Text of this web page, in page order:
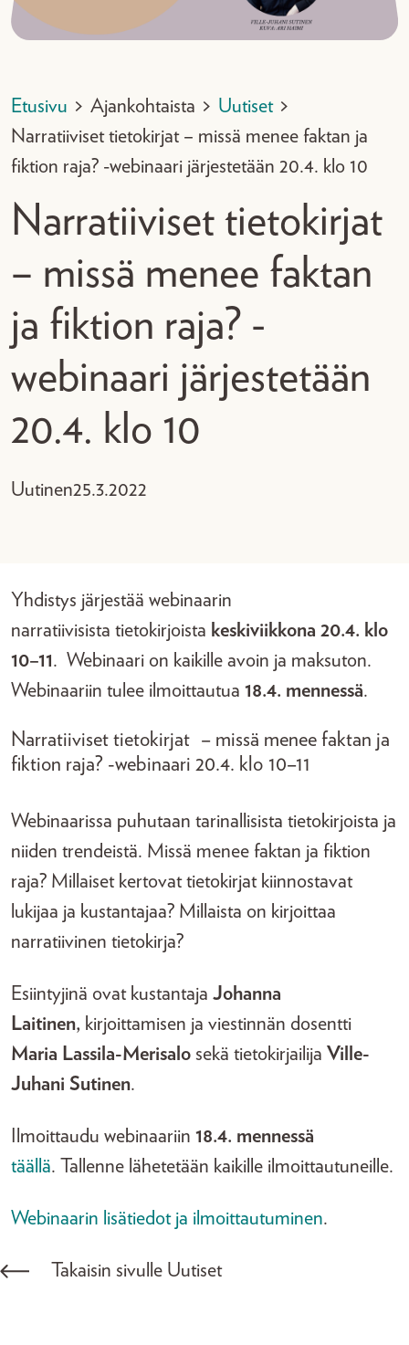
Etusivu > Ajankohtaista > Uutiset >
Narratiiviset tietokirjat – missä menee faktan ja
fiktion raja? -webinaari järjestetään 20.4. klo 10
Narratiiviset tietokirjat
– missä menee faktan
ja fiktion raja? -
webinaari järjestetään
20.4. klo 10
Uutinen25.3.2022
Yhdistys järjestää webinaarin
narratiivisista tietokirjoista keskiviikkona 20.4. klo
10–11. Webinaari on kaikille avoin ja maksuton.
Webinaariin tulee ilmoittautua 18.4. mennessä.
Narratiiviset tietokirjat – missä menee faktan ja
fiktion raja? -webinaari 20.4. klo 10–11
Webinaarissa puhutaan tarinallisista tietokirjoista ja
niiden trendeistä. Missä menee faktan ja fiktion
raja? Millaiset kertovat tietokirjat kiinnostavat
lukijaa ja kustantajaa? Millaista on kirjoittaa
narratiivinen tietokirja?
Esiintyjinä ovat kustantaja Johanna
Laitinen, kirjoittamisen ja viestinnän dosentti
Maria Lassila-Merisalo sekä tietokirjailija Ville-
Juhani Sutinen.
Ilmoittaudu webinaariin 18.4. mennessä
täällä. Tallenne lähetetään kaikille ilmoittautuneille.
Webinaarin lisätiedot ja ilmoittautuminen.
Takaisin sivulle Uutiset